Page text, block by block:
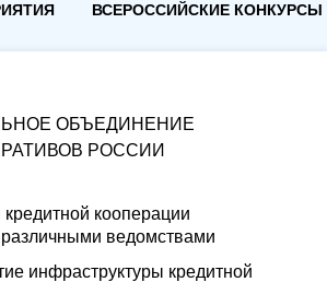
ВСЕРОССИЙСКИЕ КОНКУРСЫ
инфраструктуры кредитной
кооперации
ведомствами
ОБЪЕДИНЕНИЕ
РОССИИ